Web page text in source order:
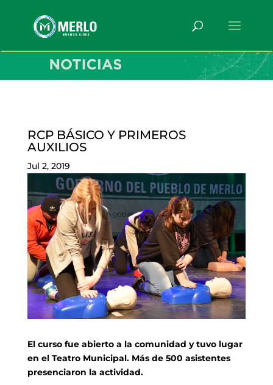
RCP BÁSICO Y PRIMEROS
AUXILIOS
Jul 2, 2019
El curso fue abierto a la comunidad y tuvo lugar
en el Teatro Municipal. Más de 500 asistentes
presenciaron la actividad.